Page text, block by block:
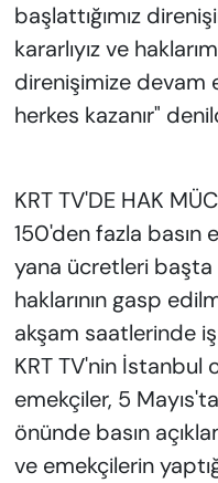
başlattığımız
kararlıyız ve
direnişimize devam
herkes kazanır"
KRT TV'DE HAK
150'den fazla basın
yana ücretleri başta
haklarının gasp
akşam saatlerinde
KRT TV'nin
emekçiler, 5
önünde basın
ve emekçilerin